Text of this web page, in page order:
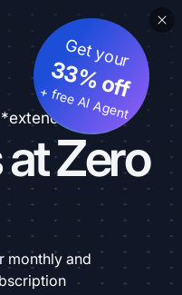
Zero
Get your
33% off
+ free AI Agent
monthly and